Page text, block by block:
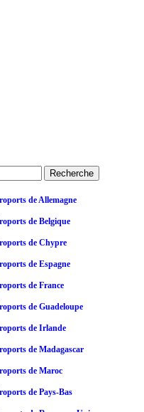
de Allemagne
de Belgique
de Chypre
de Espagne
de France
de Guadeloupe
de Irlande
de Madagascar
de Maroc
de Pays-Bas